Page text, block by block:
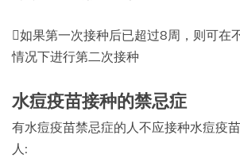
如果第一次接种后已超过8周，则可在
情况下进行第二次接种
水痘疫苗接种的禁忌症
有水痘疫苗禁忌症的人不应接种水痘疫
人: